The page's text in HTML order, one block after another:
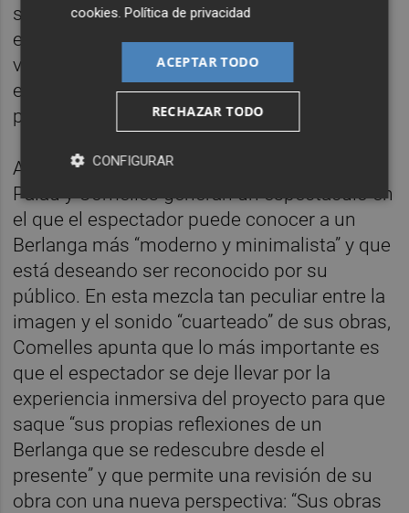
se pierda la esencia de Berlanga”, apunta el
encargado de dar imagen al proyecto, que
viaja entre las capas del celuloide para
encontrar los mensajes claves de sus
películas.
A través de todas estas modificaciones,
Palau y Comelles generan un espectáculo en
el que el espectador puede conocer a un
Berlanga más “moderno y minimalista” y que
está deseando ser reconocido por su
público. En esta mezcla tan peculiar entre la
imagen y el sonido “cuarteado” de sus obras,
Comelles apunta que lo más importante es
que el espectador se deje llevar por la
experiencia inmersiva del proyecto para que
saque “sus propias reflexiones de un
Berlanga que se redescubre desde el
presente” y que permite una revisión de su
obra con una nueva perspectiva: “Sus obras
cookies .Política de privacidad
ACEPTAR TODO
RECHAZAR TODO
CONFIGURAR